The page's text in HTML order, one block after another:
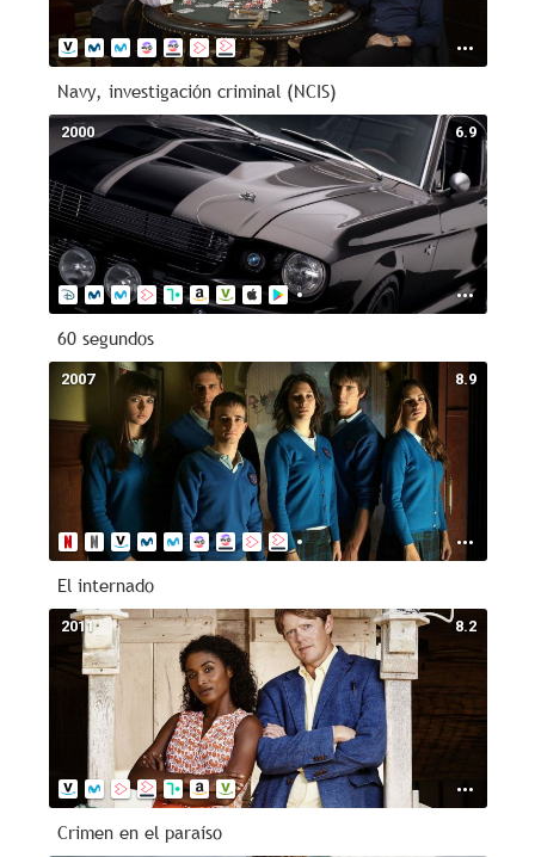
Navy, investigación criminal (NCIS)
6.9
2000
60 segundos
8.9
2007
El internado
8.2
2011
Crimen en el paraíso